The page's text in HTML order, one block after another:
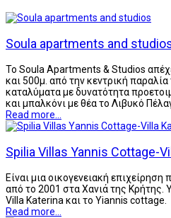
Soula apartments and
Το Soula Apartments & Studios
και 500μ. από την κεντρική
καταλύματα με δυνατότητα
και μπαλκόνι με θέα το Λιβυκό
Read more...
Spilia Villas Yannis Cottage-
Είναι μια οικογενειακή
από το 2001 στα Χανιά της Κρήτης.
Villa Katerina και το Yiannis cottage.
Read more...